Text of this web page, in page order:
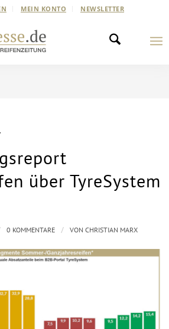
MEIN KONTO NEWSLETTER
über TyreSystem
0 KOMMENTARE / VONCHRISTIAN MARX